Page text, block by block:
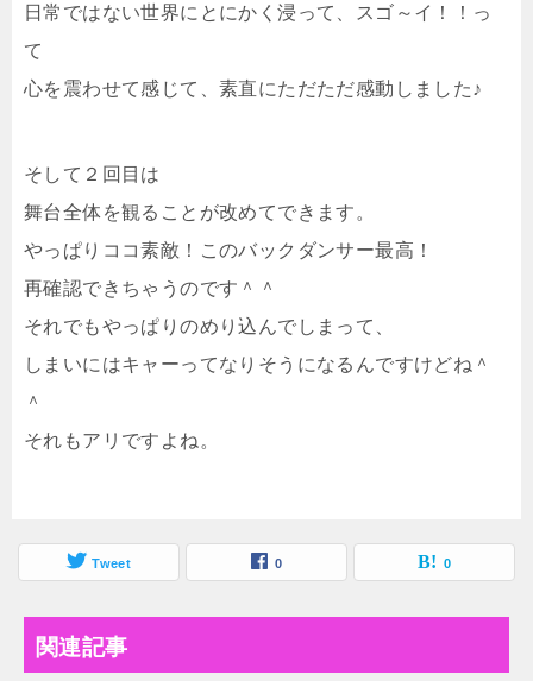
日常ではない世界にとにかく浸って、スゴ～イ！！っ
て
心を震わせて感じて、素直にただただ感動しました♪
そして２回目は
舞台全体を観ることが改めてできます。
やっぱりココ素敵！このバックダンサー最高！
再確認できちゃうのです＾＾
それでもやっぱりのめり込んでしまって、
しまいにはキャーってなりそうになるんですけどね＾
＾
それもアリですよね。
Tweet 0 0
関連記事